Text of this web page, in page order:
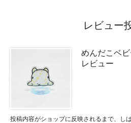
レビュー
めんだこベ
レビュー
投稿内容がショップに反映されるまで、し